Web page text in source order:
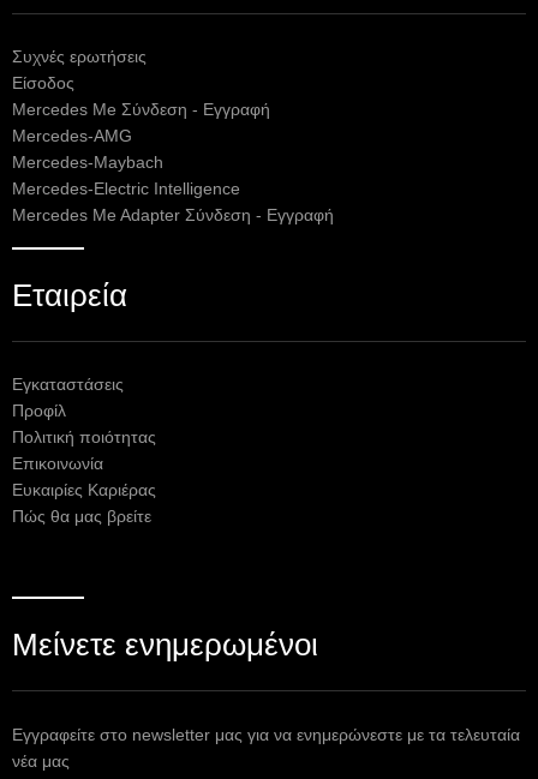
Συχνές ερωτήσεις
Είσοδος
Mercedes Me Σύνδεση - Εγγραφή
Mercedes-AMG
Mercedes-Maybach
Mercedes-Electric Intelligence
Mercedes Me Adapter Σύνδεση - Εγγραφή
Εταιρεία
Εγκαταστάσεις
Προφίλ
Πολιτική ποιότητας
Επικοινωνία
Ευκαιρίες Καριέρας
Πώς θα μας βρείτε
Μείνετε ενημερωμένοι
Εγγραφείτε στο newsletter μας για να ενημερώνεστε με τα τελευταία
νέα μας